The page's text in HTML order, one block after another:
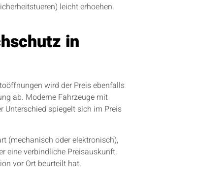
leicht erhoehen.
in
wird der Preis ebenfalls
ab. Moderne Fahrzeuge mit
Unterschied spiegelt sich im Preis
(mechanisch oder elektronisch),
eine verbindliche Preisauskunft,
vor Ort beurteilt hat.